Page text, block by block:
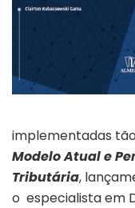
implementadas
Modelo Atual e
Tributária,
o especialista em